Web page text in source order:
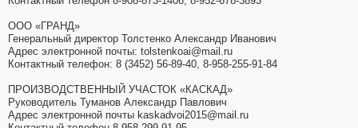
ООО «ГРАНД»
Генеральный директор Толстенко Александр Иванович
Адрес электронной почты: tolstenkoai@mail.ru
Контактный телефон: 8 (3452) 56-89-40, 8-958-255-91-84
ПРОИЗВОДСТВЕННЫЙ УЧАСТОК «КАСКАД»
Руководитель Туманов Александр Павлович
Адрес электронной почты kaskadvoi2015@mail.ru